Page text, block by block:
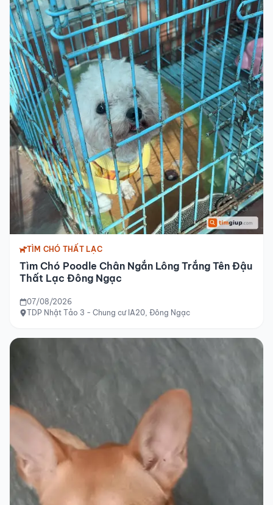
TÌM CHÓ THẤT LẠC
Tìm Chó Poodle Chân Ngắn Lông Trắng Tên Đậu
Thất Lạc Đông Ngạc
07/08/2026
TDP Nhật Tảo 3 - Chung cư IA20, Đông Ngạc